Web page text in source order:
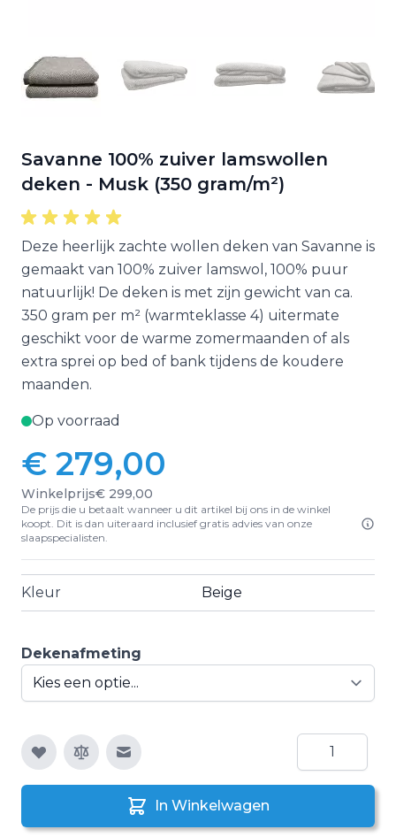
Savanne 100% zuiver lamswollen
deken - Musk (350 gram/m²)
Deze heerlijk zachte wollen deken van Savanne is
gemaakt van 100% zuiver lamswol, 100% puur
natuurlijk! De deken is met zijn gewicht van ca.
350 gram per m² (warmteklasse 4) uitermate
geschikt voor de warme zomermaanden of als
extra sprei op bed of bank tijdens de koudere
maanden.
Op voorraad
Vanaf:
€ 279,00
Winkelprijs€ 299,00
De prijs die u betaalt wanneer u dit artikel bij ons in de winkel
koopt. Dit is dan uiteraard inclusief gratis advies van onze
slaapspecialisten.
Kleur Beige
Dekenafmeting
E-mail naar een vriend
Aantal
In Winkelwagen